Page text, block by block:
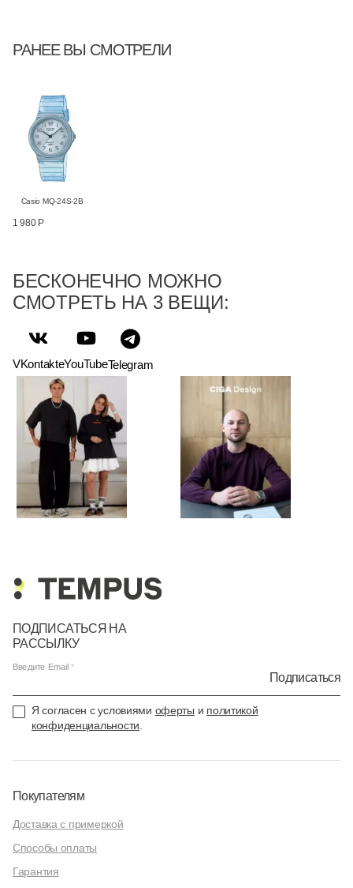
РАНЕЕ ВЫ СМОТРЕЛИ
Casio MQ-24S-2B
1 980 Р
БЕСКОНЕЧНО МОЖНО
СМОТРЕТЬ НА 3 ВЕЩИ:
VKontakteYouTubeTelegram
ПОДПИСАТЬСЯ НА
РАССЫЛКУ
Введите Email
Подписаться
Я согласен с условиями оферты и политикой
конфиденциальности
Покупателям
Доставка с примеркой
Способы оплаты
Гарантия